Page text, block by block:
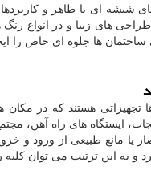
شیشه ای با ظاهر و
های زیبا و در انواع
ساختمان ها جلوه ای خاص را
تجهیزاتی هستند که در
ایستگاه های راه آهن،
یا مانع طبیعی از ورود و
و به این ترتیب می توان کلیه